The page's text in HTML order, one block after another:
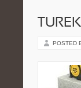
TUREK
POSTED